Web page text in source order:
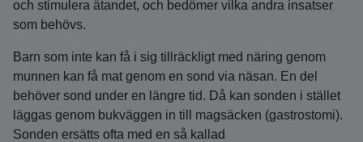
och stimulera ätandet, och bedömer vilka andra insatser
som behövs.
Barn som inte kan få i sig tillräckligt med näring genom
munnen kan få mat genom en sond via näsan. En del
behöver sond under en längre tid. Då kan sonden i stället
läggas genom bukväggen in till magsäcken (gastrostomi).
Sonden ersätts ofta med en så kallad